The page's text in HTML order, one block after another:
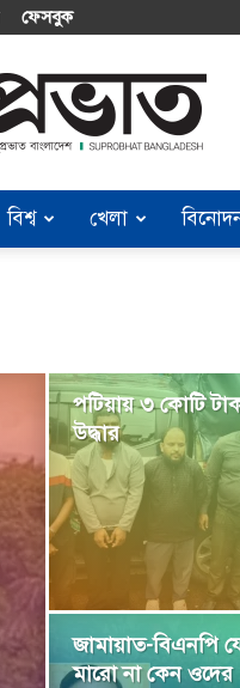
ফেসবুক
Suprobhat
Bangladesh
বিশ্ব খেলা
পটিয়ায় ৩ কোটি
উদ্ধার
জামায়াত-বিএনপি
মারো না কেন ওদের